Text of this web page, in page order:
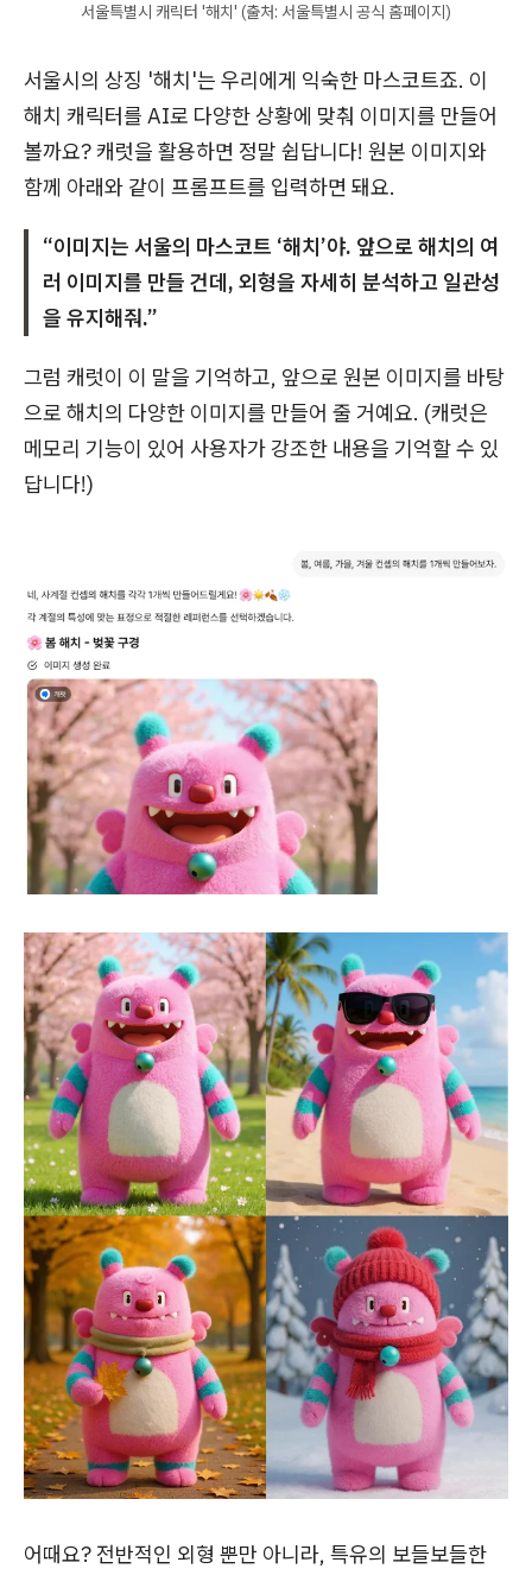
서울특별시 캐릭터 '해치' (출처: 서울특별시 공식 홈페이지)
서울시의 상징 '해치'는 우리에게 익숙한 마스코트죠. 이
해치 캐릭터를 AI로 다양한 상황에 맞춰 이미지를 만들어
볼까요? 캐럿을 활용하면 정말 쉽답니다! 원본 이미지와
함께 아래와 같이 프롬프트를 입력하면 돼요.
“이미지는 서울의 마스코트 ‘해치’야. 앞으로 해치의 여
러 이미지를 만들 건데, 외형을 자세히 분석하고 일관성
을 유지해줘.”
그럼 캐럿이 이 말을 기억하고, 앞으로 원본 이미지를 바탕
으로 해치의 다양한 이미지를 만들어 줄 거예요. (캐럿은
메모리 기능이 있어 사용자가 강조한 내용을 기억할 수 있
답니다!)
어때요? 전반적인 외형 뿐만 아니라, 특유의 보들보들한